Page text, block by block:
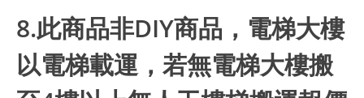
8.此商品非DIY商品，電梯大樓
以電梯載運，若無電梯大樓搬